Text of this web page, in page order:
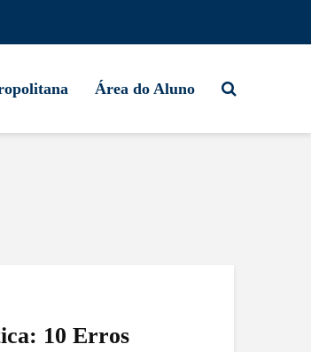
Área do Aluno
10 Erros